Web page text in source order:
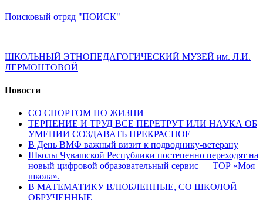
Поисковый отряд "ПОИСК"
ШКОЛЬНЫЙ ЭТНОПЕДАГОГИЧЕСКИЙ МУЗЕЙ им. Л.И.
ЛЕРМОНТОВОЙ
Новости
СО СПОРТОМ ПО ЖИЗНИ
ТЕРПЕНИЕ И ТРУД ВСЕ ПЕРЕТРУТ ИЛИ НАУКА ОБ
УМЕНИИ СОЗДАВАТЬ ПРЕКРАСНОЕ
В День ВМФ важный визит к подводнику-ветерану
Школы Чувашской Республики постепенно переходят на
новый цифровой образовательный сервис — ТОР «Моя
школа».
В МАТЕМАТИКУ ВЛЮБЛЕННЫЕ, СО ШКОЛОЙ
ОБРУЧЕННЫЕ